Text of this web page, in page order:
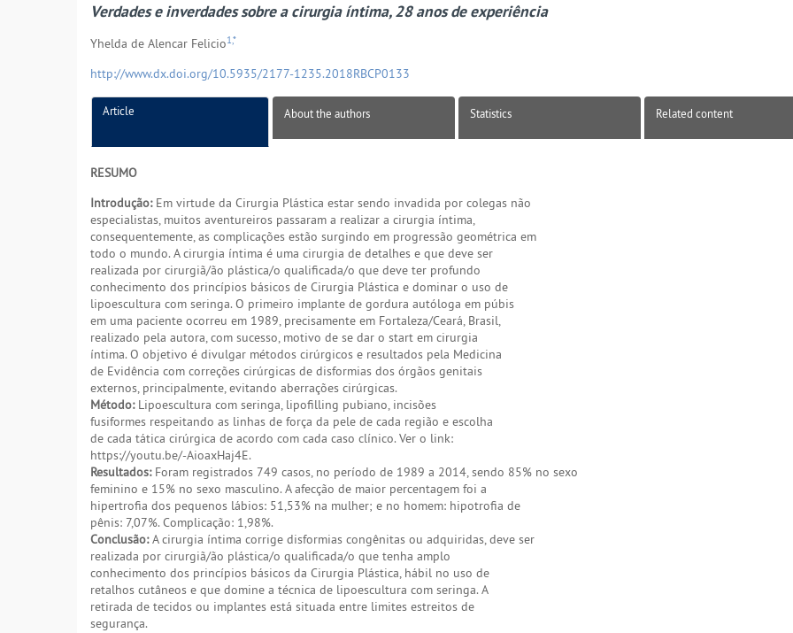
Verdades e inverdades sobre a cirurgia íntima, 28 anos de experiência
Yhelda de Alencar Felicio1,*
http://www.dx.doi.org/10.5935/2177-1235.2018RBCP0133
Article About the authors Statistics Related content
RESUMO
Introdução:Em virtude da Cirurgia Plástica estar sendo invadida por colegas não
especialistas, muitos aventureiros passaram a realizar a cirurgia íntima,
consequentemente, as complicações estão surgindo em progressão geométrica em
todo o mundo. A cirurgia íntima é uma cirurgia de detalhes e que deve ser
realizada por cirurgiã/ão plástica/o qualificada/o que deve ter profundo
conhecimento dos princípios básicos de Cirurgia Plástica e dominar o uso de
lipoescultura com seringa. O primeiro implante de gordura autóloga em púbis
em uma paciente ocorreu em 1989, precisamente em Fortaleza/Ceará, Brasil,
realizado pela autora, com sucesso, motivo de se dar o start em cirurgia
íntima. O objetivo é divulgar métodos cirúrgicos e resultados pela Medicina
de Evidência com correções cirúrgicas de disformias dos órgãos genitais
externos, principalmente, evitando aberrações cirúrgicas.
Método:Lipoescultura com seringa, lipofilling pubiano, incisões
fusiformes respeitando as linhas de força da pele de cada região e escolha
de cada tática cirúrgica de acordo com cada caso clínico. Ver o link:
https://youtu.be/-AioaxHaj4E.
Resultados:Foram registrados 749 casos, no período de 1989 a 2014, sendo 85% no sexo
feminino e 15% no sexo masculino. A afecção de maior percentagem foi a
hipertrofia dos pequenos lábios: 51,53% na mulher; e no homem: hipotrofia de
pênis: 7,07%. Complicação: 1,98%.
Conclusão:A cirurgia íntima corrige disformias congênitas ou adquiridas, deve ser
realizada por cirurgiã/ão plástica/o qualificada/o que tenha amplo
conhecimento dos princípios básicos da Cirurgia Plástica, hábil no uso de
retalhos cutâneos e que domine a técnica de lipoescultura com seringa. A
retirada de tecidos ou implantes está situada entre limites estreitos de
segurança.